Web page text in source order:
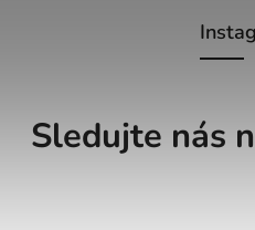
Sledujte nás